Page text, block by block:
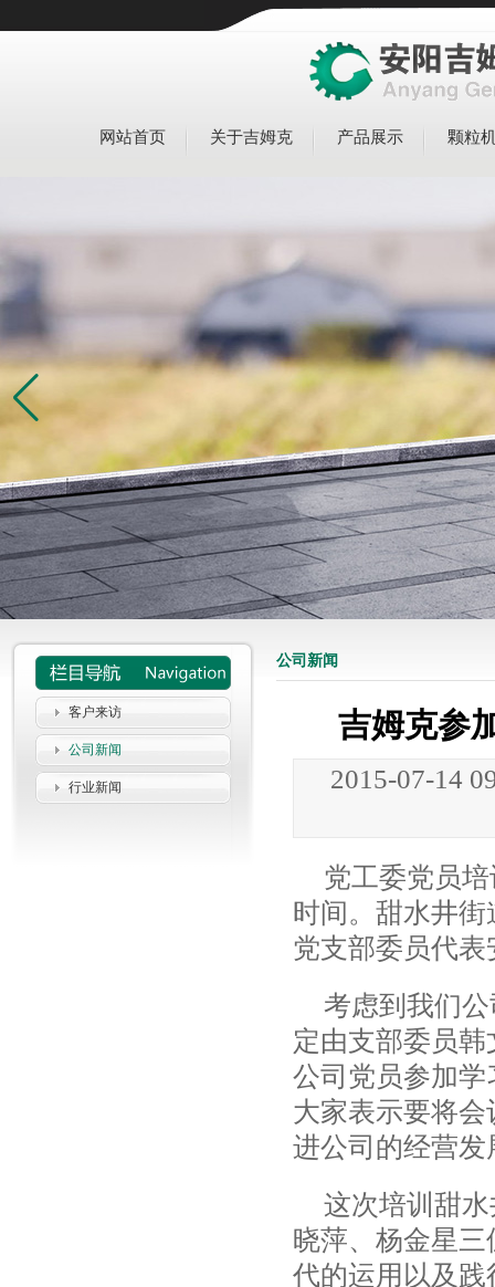
网站首页 关于吉姆克 产品展示 颗粒
客户来访
公司新闻
行业新闻
公司新闻
吉姆克参
2015-07-14
党工委党员
时间。甜水井
党支部委员代
考虑到我们
定由支部委员
公司党员参加
大家表示要将
进公司的经营发
这次培训甜
晓萍、杨金星
代的运用以及践